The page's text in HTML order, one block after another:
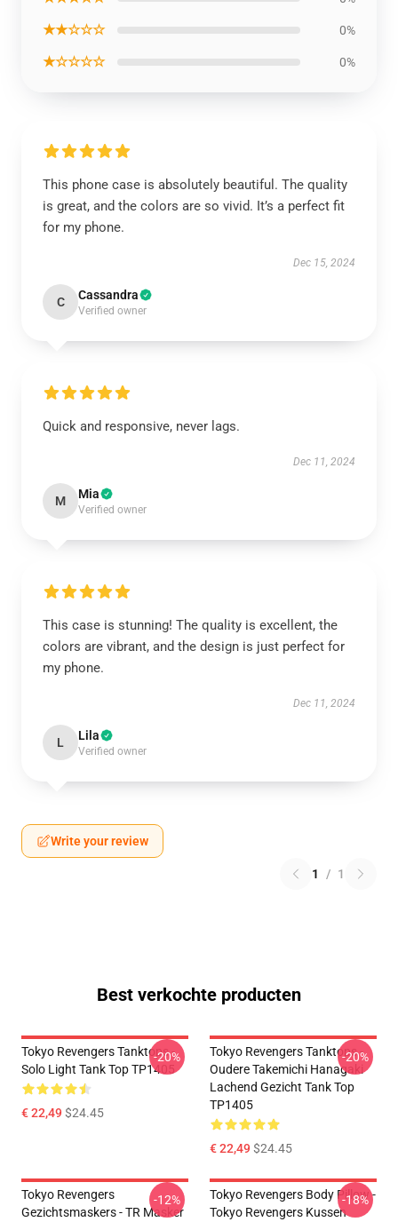
★★☆☆☆ 0%
★☆☆☆☆ 0%
This phone case is absolutely beautiful. The quality
is great, and the colors are so vivid. It’s a perfect fit
for my phone.
Dec 15, 2024
C Cassandra
Verified owner
Quick and responsive, never lags.
Dec 11, 2024
M Mia
Verified owner
This case is stunning! The quality is excellent, the
colors are vibrant, and the design is just perfect for
my phone.
Dec 11, 2024
L Lila
Verified owner
Write your review
1 / 1
Best verkochte producten
Tokyo Revengers Tanktops -
Solo Light Tank Top TP1405
€ 22,49$24.45
-20%
Tokyo Revengers Tanktops -
Oudere Takemichi Hanagaki
Lachend Gezicht Tank Top
TP1405
€ 22,49$24.45
-20%
Tokyo Revengers
Gezichtsmaskers - TR Masker
-12%
Tokyo Revengers Body Pillow -
Tokyo Revengers Kussen
-18%